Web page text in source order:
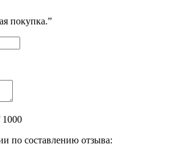
покупка.”
1000
по составлению отзыва: